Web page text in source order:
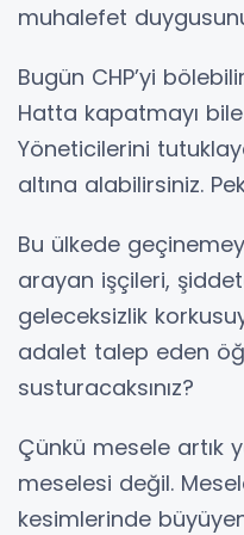
muhalefet
Bugün CHP’yi
Hatta kapatmayı
Yöneticilerini
altına alabilirsiniz.
Bu ülkede
arayan işçileri,
geleceksizlik
adalet talep eden
susturacaksınız?
Çünkü mesele artık
meselesi değil.
kesimlerinde